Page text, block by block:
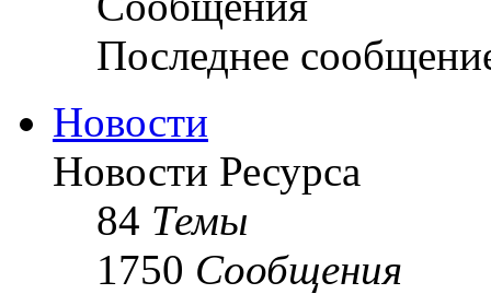
Последнее
Новости
Новости Ресурса
84 Темы
1750 Сообщения